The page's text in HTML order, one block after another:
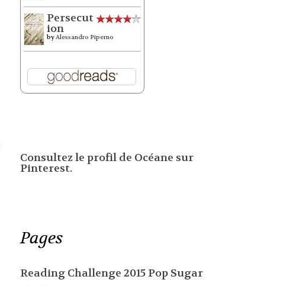
Persecut
ion
byAlessandro Piperno
Consultez le profil de Océane sur
Pinterest.
Pages
Reading Challenge 2015 Pop Sugar